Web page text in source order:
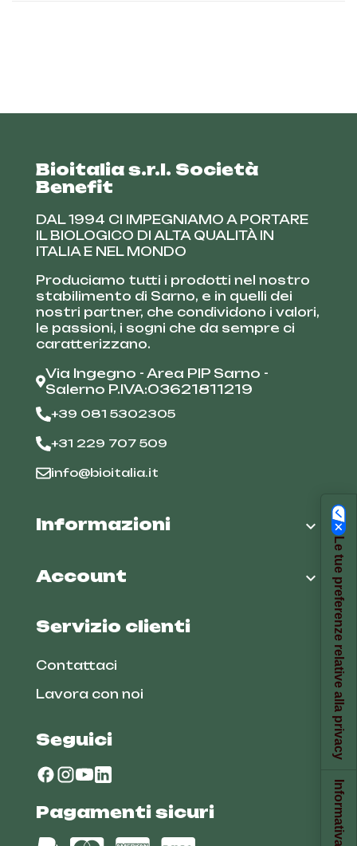
Bioitalia s.r.l. Società
Benefit
DAL 1994 CI IMPEGNIAMO A PORTARE
IL BIOLOGICO DI ALTA QUALITÀ IN
ITALIA E NEL MONDO
Produciamo tutti i prodotti nel nostro
stabilimento di Sarno, e in quelli dei
nostri partner, che condividono i valori,
le passioni, i sogni che da sempre ci
caratterizzano.
Via Ingegno - Area PIP Sarno -
Salerno P.IVA:03621811219
+39 081 5302305
+31 229 707 509
info@bioitalia.it
Informazioni 
Account 
Servizio clienti
Contattaci
Lavora con noi
Seguici
Pagamenti sicuri
Le tue preferenze relative alla privacy